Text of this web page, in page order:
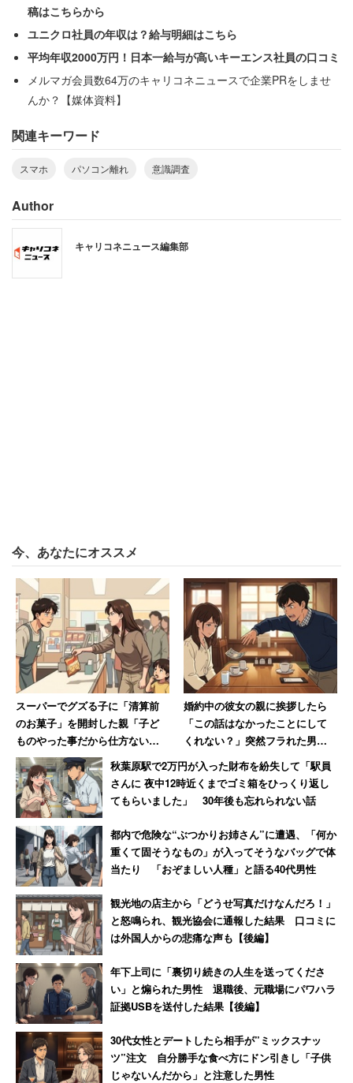
大学生に持っているインターネット端末の種類を聞くと、
「スマホ」では「SNS投稿」（92.3％）、「スケジュー
ル」（59.4％）、「日記」（17％）とプライベート面での
使用が多い。しかしスマホで「講義レポート」を作成する
人も12.2％と、8人に1人はいるようだ。
パソコンは「メーカーにこだわりはない」が
最多
1週間のパソコン使用頻度を聞くと、「6日以上」が最多の
31.9％。次いで「2～3日」（29.4％）、「4～5日」
（24％）、「0～1日」（14.7％）と続き、”パソコン離
れ”が進んでいるとは言いきれない。ちなみにスマホの使
用頻度は「6日以上」が100％だった。
使いこなせるパソコンの機能を聞くと、1位が「インター
ネット」（98％）で、以降「文書作成」（93.7％）、「メ
ール」（91％）と続く。一方「表計算」は64.7％と最も低
く、自信を持って使えない人が多いことがわかった。
パソコンの購入を検討するとき、最も欲しいと思うパソコ
ンメーカーを聞くと「メーカーにこだわりはない」
（39.8％）と「Apple」（37.6％）と二極化している。ま
た「日本のメーカーであればなんでも良い」というコメン
稿はこちらから
ユニクロ社員の年収は？給与明細はこちら
平均年収2000万円！日本一給与が高いキーエンス社員の口コミ
メルマガ会員数64万のキャリコネニュースで企業PRをしませ
んか？【媒体資料】
関連キーワード
スマホ パソコン離れ 意識調査
Author
キャリコネニュース編集部
今、あなたにオススメ
スーパーでグズる子に「清算前
のお菓子」を開封した親「子ど
ものやった事だから仕方ないで
しょ」と開き直る 男性店員の
回想
婚約中の彼女の親に挨拶したら
「この話はなかったことにして
くれない？」突然フラれた男
性 喫茶店で1000円札を投げつ
け怒りの退店
秋葉原駅で2万円が入った財布を紛失して「駅員
さんに 夜中12時近くまでゴミ箱をひっくり返し
てもらいました」 30年後も忘れられない話
都内で危険な“ぶつかりお姉さん”に遭遇、「何か
重くて固そうなもの」が入ってそうなバッグで体
当たり 「おぞましい人種」と語る40代男性
観光地の店主から「どうせ写真だけなんだろ！」
と怒鳴られ、観光協会に通報した結果 口コミに
は外国人からの悲痛な声も【後編】
年下上司に「裏切り続きの人生を送ってくださ
い」と煽られた男性 退職後、元職場にパワハラ
証拠USBを送付した結果【後編】
30代女性とデートしたら相手が”ミックスナッ
ツ”注文 自分勝手な食べ方にドン引きし「子供
じゃないんだから」と注意した男性